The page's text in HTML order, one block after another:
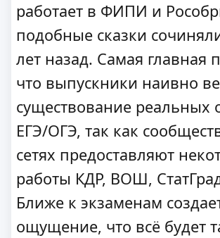
работает в ФИПИ и
подобные сказки
лет назад. Самая главная
что выпускники наивно
существование реальных
ЕГЭ/ОГЭ, так как
сетях предоставляют
работы КДР, ВОШ,
Ближе к экзаменам
ощущение, что всё будет